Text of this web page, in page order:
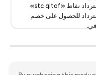
الاسترداد نقاط «stc qitaf»
للحصول على خصم